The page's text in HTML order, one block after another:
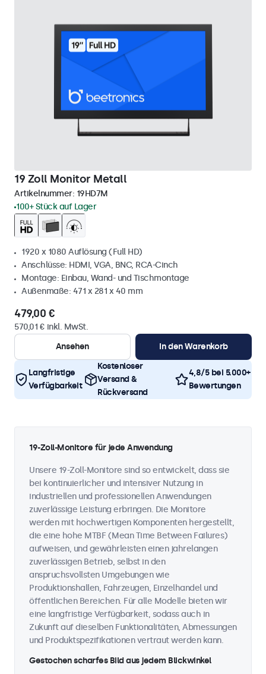
19 Zoll Monitor Metall
Artikelnummer: 19HD7M
100+ Stück auf Lager
1920 x 1080 Auflösung (Full HD)
Anschlüsse: HDMI, VGA, BNC, RCA-Cinch
Montage: Einbau, Wand- und Tischmontage
Außenmaße: 471 x 281 x 40 mm
479,00 €
570,01 € inkl. MwSt.
Ansehen
In den Warenkorb
Langfristige
Verfügbarkeit
Kostenloser
Versand &
Rückversand
4,8/5 bei 5.000+
Bewertungen
19-Zoll-Monitore für jede Anwendung
Unsere 19-Zoll-Monitore sind so entwickelt, dass sie
bei kontinuierlicher und intensiver Nutzung in
industriellen und professionellen Anwendungen
zuverlässige Leistung erbringen. Die Monitore
werden mit hochwertigen Komponenten hergestellt,
die eine hohe MTBF (Mean Time Between Failures)
aufweisen, und gewährleisten einen jahrelangen
zuverlässigen Betrieb, selbst in den
anspruchsvollsten Umgebungen wie
Produktionshallen, Fahrzeugen, Einzelhandel und
öffentlichen Bereichen. Für alle Modelle bieten wir
eine langfristige Verfügbarkeit, sodass auch in
Zukunft auf dieselben Funktionalitäten, Abmessungen
und Produktspezifikationen vertraut werden kann.
Gestochen scharfes Bild aus jedem Blickwinkel